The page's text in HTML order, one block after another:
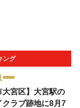
ング
大宮区】大宮駅の
クラブ跡地に8月7